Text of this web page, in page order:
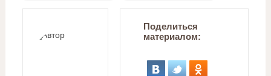
Поделиться
материалом: